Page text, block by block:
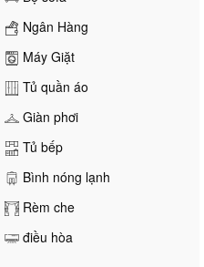
Ngân Hàng
Máy Giặt
Tủ quần áo
Giàn phơi
Tủ bếp
Bình nóng lạnh
Rèm che
điều hòa